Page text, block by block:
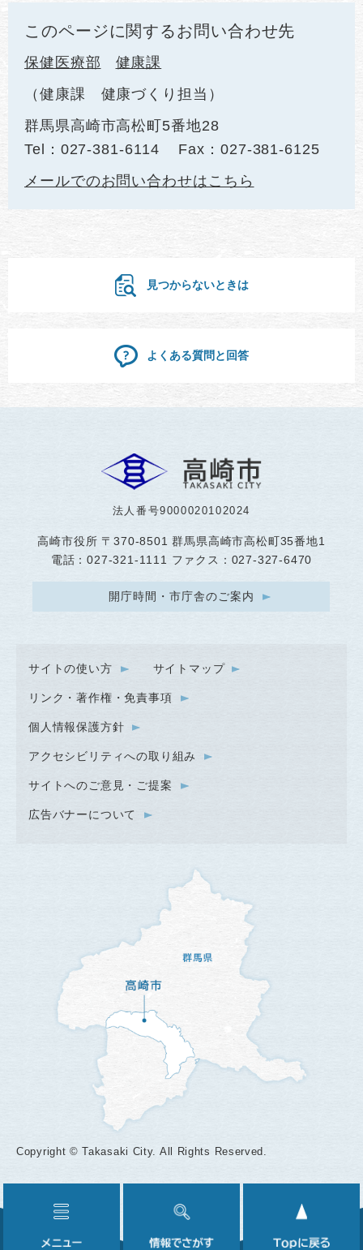
このページに関するお問い合わせ先
保健医療部
健康課
健康課 健康づくり担当
群馬県高崎市高松町5番地28
Tel：027-381-6114
Fax：027-381-6125
メールでのお問い合わせはこちら
見つからないときは
よくある質問と回答
法人番号9000020102024
高崎市役所 〒370-8501 群馬県高崎市高松町35番地1
電話：027-321-1111 ファクス：027-327-6470
開庁時間・市庁舎のご案内
サイトの使い方 サイトマップ
リンク・著作権・免責事項
個人情報保護方針
アクセシビリティへの取り組み
サイトへのご意見・ご提案
広告バナーについて
Copyright © Takasaki City. All Rights Reserved.